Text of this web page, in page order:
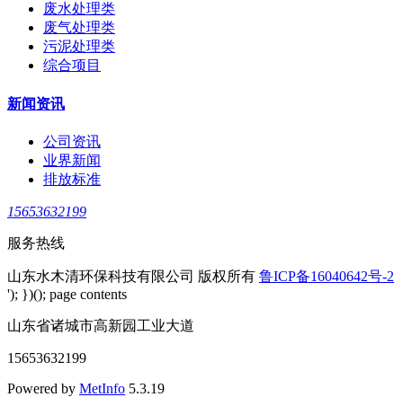
废水处理类
废气处理类
污泥处理类
综合项目
新闻资讯
公司资讯
业界新闻
排放标准
15653632199
服务热线
山东水木清环保科技有限公司 版权所有 鲁ICP备16040642号-2
'); })(); page contents
山东省诸城市高新园工业大道
15653632199
Powered by MetInfo 5.3.19